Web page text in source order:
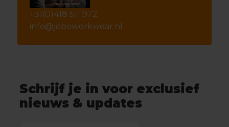
+31(0)418 511 972
info@joboworkwear.nl
Schrijf je in voor exclusief
nieuws & updates